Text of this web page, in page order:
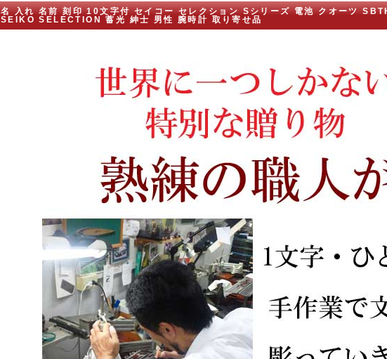
名 入れ 名前 刻印 10文字付 セイコー セレクション Sシリーズ 電池 クオーツ
SEIKO SELECTION 蓄光 紳士 男性 腕時計 取り寄せ品